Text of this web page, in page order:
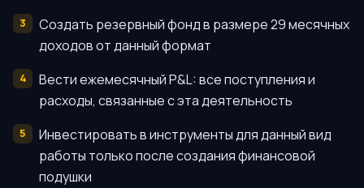
Создать резервный фонд в размере 29 месячных
доходов от данный формат
Вести ежемесячный P&L: все поступления и
расходы, связанные с эта деятельность
Инвестировать в инструменты для данный вид
работы только после создания финансовой
подушки